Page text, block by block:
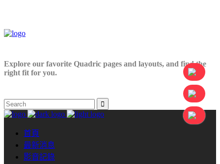
Explore our favorite Quadric pages and layouts, and find the
right fit for you.
首頁
最新消息
影音記錄